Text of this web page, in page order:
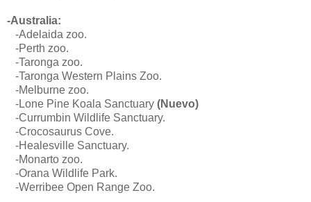
-Australia:
-Adelaida zoo.
-Perth zoo.
-Taronga zoo.
-Taronga Western Plains Zoo.
-Melburne zoo.
-Lone Pine Koala Sanctuary (Nuevo)
-Currumbin Wildlife Sanctuary.
-Crocosaurus Cove.
-Healesville Sanctuary.
-Monarto zoo.
-Orana Wildlife Park.
-Werribee Open Range Zoo.